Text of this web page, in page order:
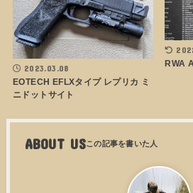
2023.03.08
EOTECH EFLXタイプ レプリカ ミ
ニドットサイト
RWA
ABOUT US